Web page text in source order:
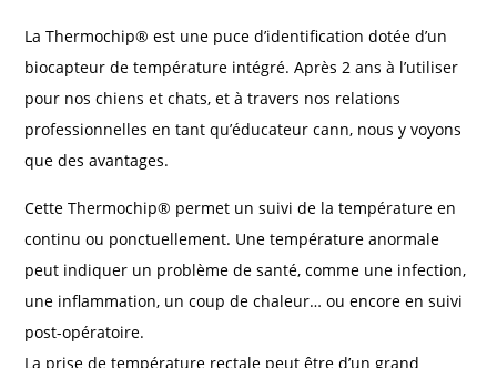
La Thermochip® est une puce d’identification dotée d’un
biocapteur de température intégré. Après 2 ans à l’utiliser
pour nos chiens et chats, et à travers nos relations
professionnelles en tant qu’éducateur cann, nous y voyons
que des avantages.
Cette Thermochip® permet un suivi de la température en
continu ou ponctuellement. Une température anormale
peut indiquer un problème de santé, comme une infection,
une inflammation, un coup de chaleur… ou encore en suivi
post-opératoire.
La prise de température rectale peut être d’un grand